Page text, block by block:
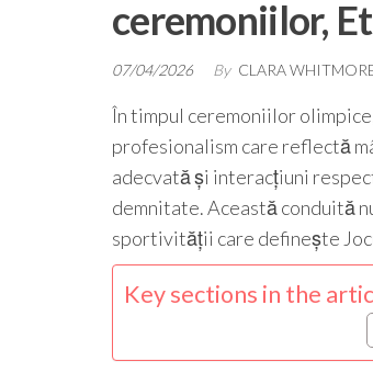
ceremoniilor,
07/04/2026 By CLARA
În timpul ceremoniilor
profesionalism care reflectă
adecvată și interacțiuni
demnitate. Această conduită
sportivității care definește
Key sections in the